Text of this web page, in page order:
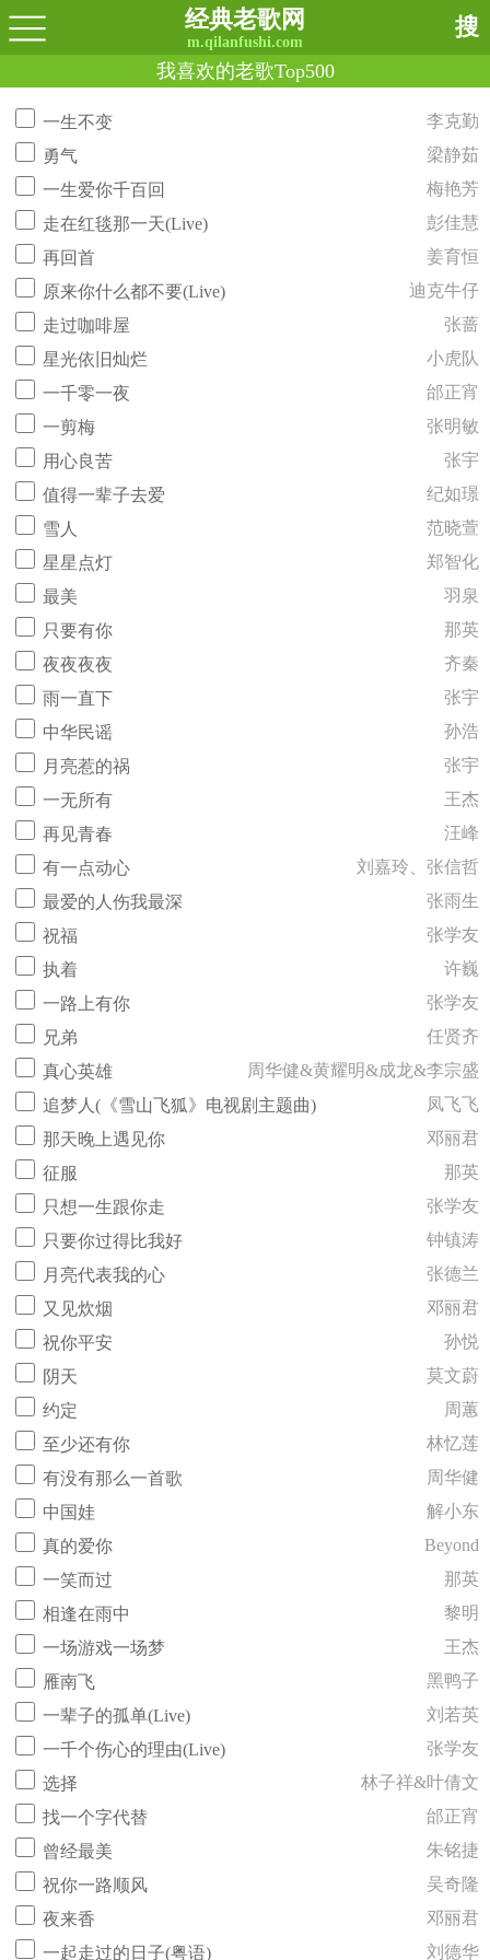
经典老歌网
m.qilanfushi.com
搜
我喜欢的老歌Top500
一生不变
李克勤
勇气
梁静茹
一生爱你千百回
梅艳芳
走在红毯那一天(Live)
彭佳慧
再回首
姜育恒
原来你什么都不要(Live)
迪克牛仔
走过咖啡屋
张蔷
星光依旧灿烂
小虎队
一千零一夜
邰正宵
一剪梅
张明敏
用心良苦
张宇
值得一辈子去爱
纪如璟
雪人
范晓萱
星星点灯
郑智化
最美
羽泉
只要有你
那英
夜夜夜夜
齐秦
雨一直下
张宇
中华民谣
孙浩
月亮惹的祸
张宇
一无所有
王杰
再见青春
汪峰
有一点动心
刘嘉玲、张信哲
最爱的人伤我最深
张雨生
祝福
张学友
执着
许巍
一路上有你
张学友
兄弟
任贤齐
真心英雄
周华健&黄耀明&成龙&李宗盛
追梦人(《雪山飞狐》电视剧主题曲)
凤飞飞
那天晚上遇见你
邓丽君
征服
那英
只想一生跟你走
张学友
只要你过得比我好
钟镇涛
月亮代表我的心
张德兰
又见炊烟
邓丽君
祝你平安
孙悦
阴天
莫文蔚
约定
周蕙
至少还有你
林忆莲
有没有那么一首歌
周华健
中国娃
解小东
真的爱你
Beyond
一笑而过
那英
相逢在雨中
黎明
一场游戏一场梦
王杰
雁南飞
黑鸭子
一辈子的孤单(Live)
刘若英
一千个伤心的理由(Live)
张学友
选择
林子祥&叶倩文
找一个字代替
邰正宵
曾经最美
朱铭捷
祝你一路顺风
吴奇隆
夜来香
邓丽君
一起走过的日子(粤语)
刘德华